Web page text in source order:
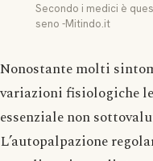
Secondo i medici è
seno -Mitindo.it
Nonostante molti
variazioni fisiologiche
essenziale non
L’autopalpazione